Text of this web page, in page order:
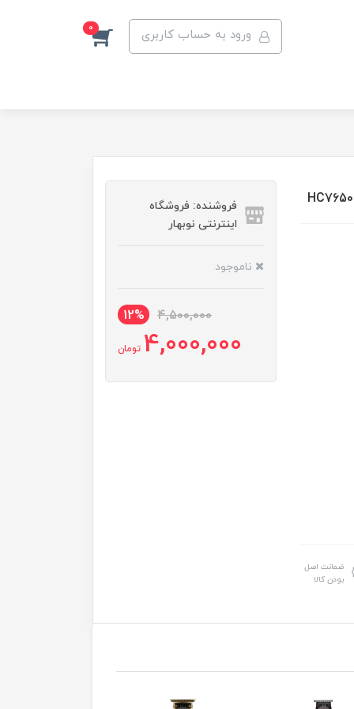
ورود به حساب کاربری 0
ضمانت اصل
بودن کالا
فروشنده: فروشگاه
اینترنتی نوبهار
ناموجود
4,500,000
12%
4,000,000 تومان